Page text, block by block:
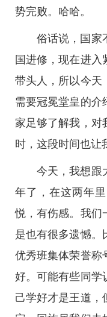
势完败。哈哈。
俗话说，国家
国进修，现在进入
带头人，所以今天
需要冠冕堂皇的介
家足够了解我，对
时，这段时间也让
今天，我想跟
年了，在这两年
悦，有伤感。我们
是也有很多遗憾。
优秀班集体荣誉称
好。可能有些同学
己学好才是王道，